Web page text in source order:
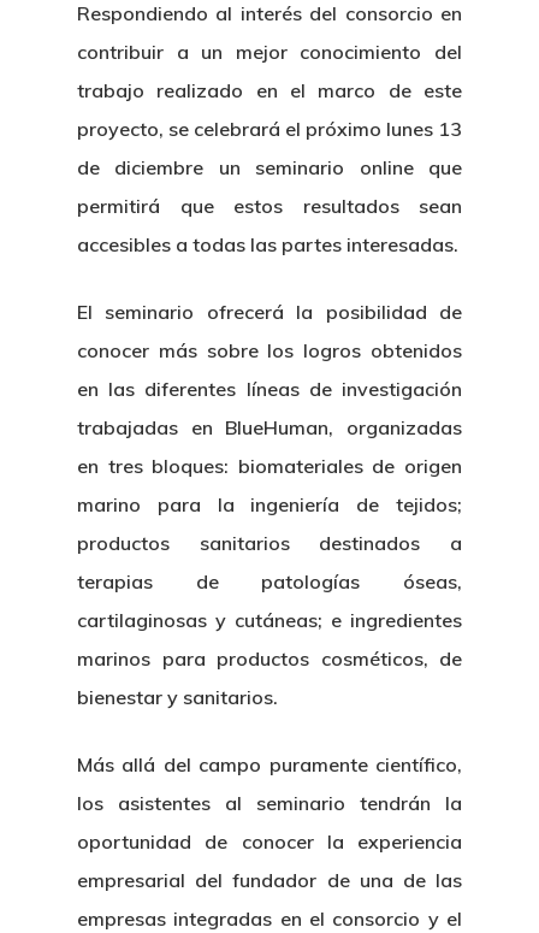
Respondiendo al interés del consorcio en
contribuir a un mejor conocimiento del
trabajo realizado en el marco de este
proyecto, se celebrará el próximo lunes 13
de diciembre un seminario online que
permitirá que estos resultados sean
accesibles a todas las partes interesadas.
El seminario ofrecerá la posibilidad de
conocer más sobre los logros obtenidos
en las diferentes líneas de investigación
trabajadas en BlueHuman, organizadas
en tres bloques: biomateriales de origen
marino para la ingeniería de tejidos;
productos sanitarios destinados a
terapias de patologías óseas,
cartilaginosas y cutáneas; e ingredientes
marinos para productos cosméticos, de
bienestar y sanitarios.
Más allá del campo puramente científico,
los asistentes al seminario tendrán la
oportunidad de conocer la experiencia
empresarial del fundador de una de las
empresas integradas en el consorcio y el